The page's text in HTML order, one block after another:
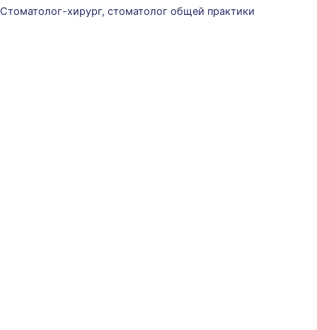
Стоматолог-хирург, стоматолог общей практики